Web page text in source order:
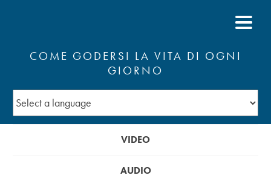
COME GODERSI LA VITA DI OGNI
GIORNO
VIDEO
AUDIO